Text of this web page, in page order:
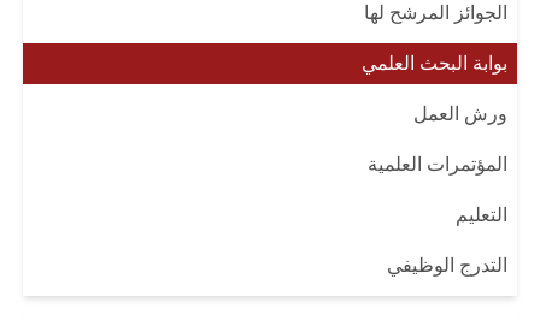
الجوائز المرشح لها
بوابة البحث العلمي
ورش العمل
المؤتمرات العلمية
التعليم
التدرج الوظيفي